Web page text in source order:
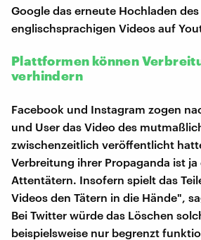
Google das erneute Hochladen des
englischsprachigen Videos auf
Plattformen können
verhindern
Facebook und Instagram zogen
und User das Video des
zwischenzeitlich veröffentlicht
Verbreitung ihrer Propaganda ist ja
Attentätern. Insofern spielt das
Videos den Tätern in die Hände",
Bei Twitter würde das Löschen
beispielsweise nur begrenzt